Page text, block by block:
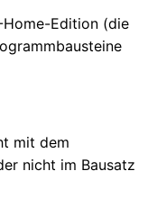
Edition (die
mit dem
nicht im Bausatz